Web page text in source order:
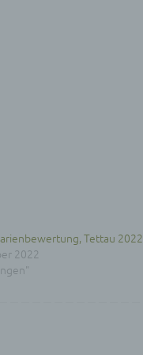
Tettau 2022
2022